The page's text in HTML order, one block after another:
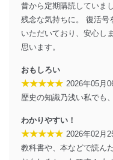
個人情報の安全管理
当社は、個人情報の
に、下記セキュリテ
施し、個人情報の漏
正に努めます。
アクセス制御
個人データを
の不要なアク
アクセス者の識別
機器に標準装
昔から定期購読していま
残念な気持ちに。 復活号
いただいており、安心し
思います。
おもしろい
★★★★★ 2026年05月
歴史の知識乃浅い私でも
わかりやすい！
★★★★★ 2026年02月
教科書や、本などで読ん